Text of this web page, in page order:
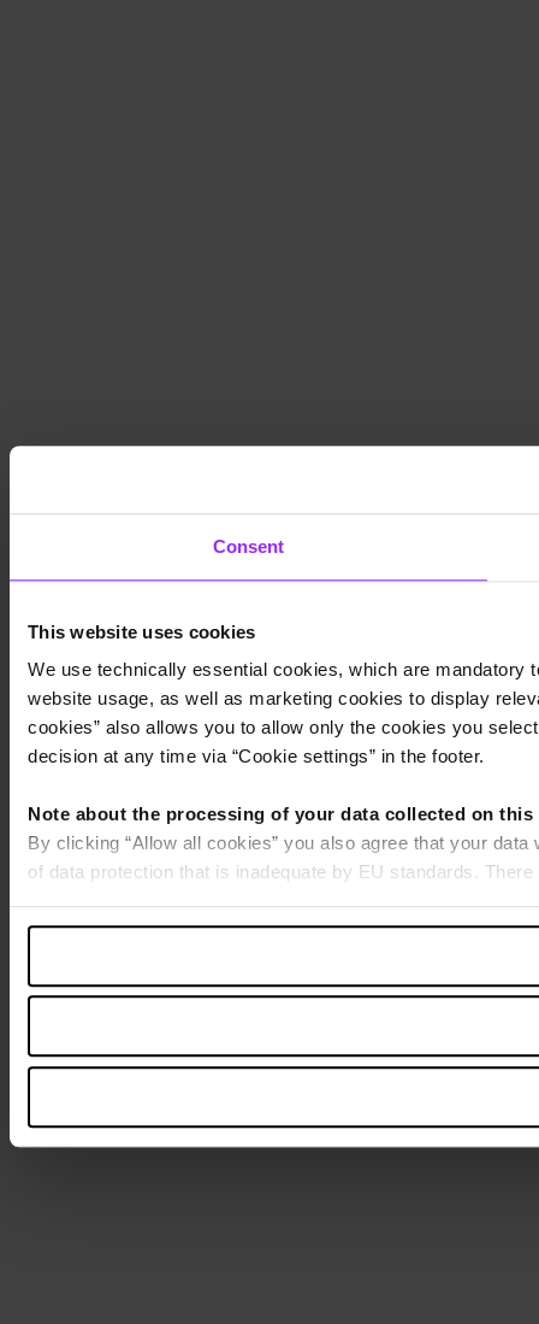
Consent
This website uses cookies
We use technically essential cookies, which are mandatory
website usage, as well as marketing cookies to display
cookies” also allows you to allow only the cookies you
decision at any time via “Cookie settings” in the footer.
Note about the processing of your data collected on this
By clicking “Allow all cookies” you also agree that your
of data protection that is inadequate by EU standards.